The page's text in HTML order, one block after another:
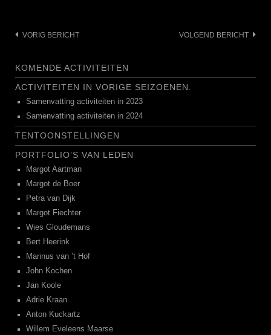
Bericht
VORIG BERICHT VOLGEND BERICHT
KOMENDE ACTIVITEITEN
ACTIVITEITEN IN VORIGE SEIZOENEN.
Samenvatting activiteiten in 2023
Samenvatting activiteiten in 2024
TENTOONSTELLINGEN
PORTFOLIO’S VAN LEDEN
Margot Aartman
Margot de Boer
Petra van Dijk
Margot Fiechter
Wies Gloudemans
Bert Heerink
Marinus van ’t Hof
John Kochen
Jan Koole
Adrie Kraan
Anton Kuckartz
Willem Eveleens Maarse